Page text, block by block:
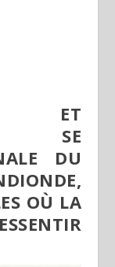
ET
SE
DU
OÙ LA